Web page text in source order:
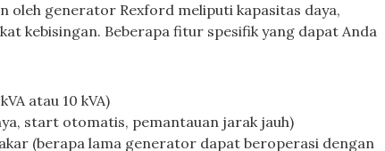
oleh generator Rexford meliputi kapasitas daya,
kebisingan. Beberapa fitur spesifik yang dapat Anda
atau 10 kVA)
start otomatis, pemantauan jarak jauh)
(berapa lama generator dapat beroperasi dengan